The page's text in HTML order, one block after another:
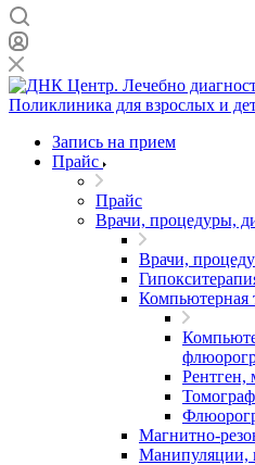
Запись на прием
Прайс
Прайс
Врачи, процедуры,
Врачи,
Компьютерная
Рентген,
Магнитно-
Манипуляции,